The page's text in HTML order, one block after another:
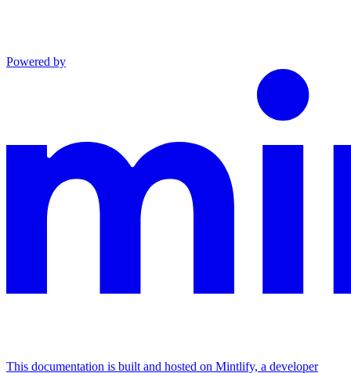
Powered by
This documentation is built and hosted on Mintlify, a developer